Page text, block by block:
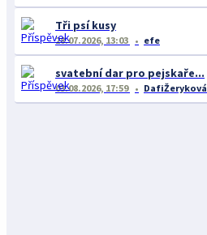
Tři psí kusy
28.07.2026, 13:03 efe
svatební dar pro pejskaře...
03.08.2026, 17:59 DafiŽeryková